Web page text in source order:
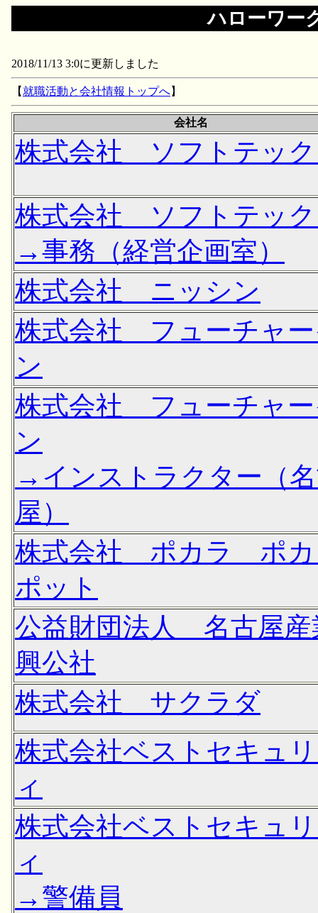
ハローワー
2018/11/13 3:0に更新しました
【 就職活動と会社情報トップへ】
会社名
株式会社 ソフトテッ
株式会社 ソフトテッ
→事務（経営企画室）
株式会社 ニッシン
株式会社 フューチャ
ン
株式会社 フューチャ
ン
→インストラクター（
屋）
株式会社 ポカラ ポカ
ポット
公益財団法人 名古屋産
興公社
株式会社 サクラダ
株式会社ベストセキュ
ィ
株式会社ベストセキュ
ィ
→警備員